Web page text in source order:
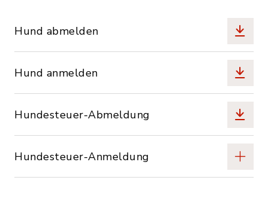
Hund abmelden
Hund anmelden
Hundesteuer-Abmeldung
Hundesteuer-Anmeldung